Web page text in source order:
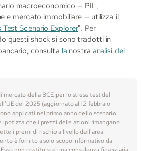
macroeconomico — PIL,
e mercato immobiliare — utilizza il
Scenario Explorer". Per
questi shock si sono tradotti in
consulta la nostra analisi dei
mercato della BCE per lo stress test del
del 2025 (aggiornato al 12 febbraio
applicati nel primo anno dello scenario
ipotizza che i prezzi delle azioni rimangano
i premi di rischio a livello dell'area
è fornito a solo scopo informativo da